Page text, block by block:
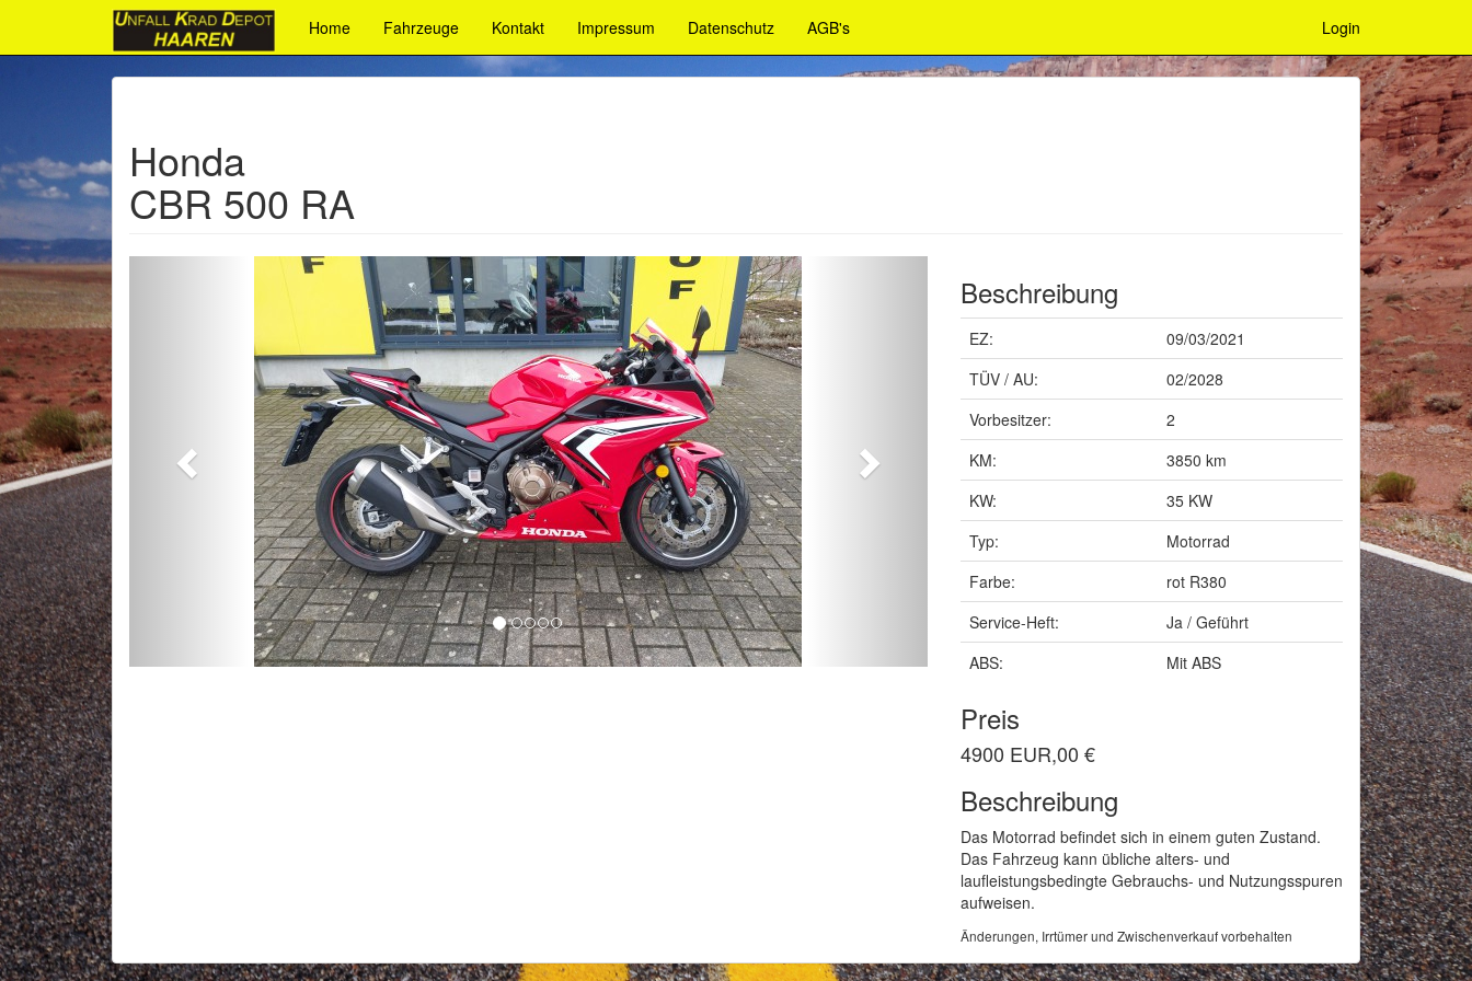
Home Fahrzeuge Kontakt Impressum Datenschutz AGB's Login
Honda
CBR 500 RA
Beschreibung
EZ:
09/03/2021
TÜV / AU:
02/2028
Vorbesitzer:
2
KM:
3850 km
KW:
35 KW
Typ:
Motorrad
Farbe:
rot R380
Service-Heft:
Ja / Geführt
ABS:
Mit ABS
Preis
4900 EUR,00 €
Beschreibung
Das Motorrad befindet sich in einem guten Zustand.
Das Fahrzeug kann übliche alters- und
laufleistungsbedingte Gebrauchs- und Nutzungsspuren
aufweisen.
Änderungen, Irrtümer und Zwischenverkauf vorbehalten